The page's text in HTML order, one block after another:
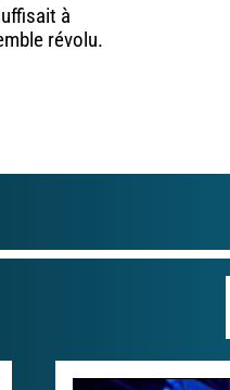
à
révolu.